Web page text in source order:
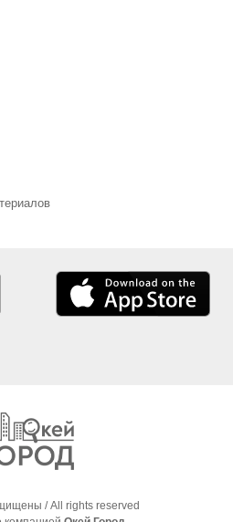
/ All rights reserved